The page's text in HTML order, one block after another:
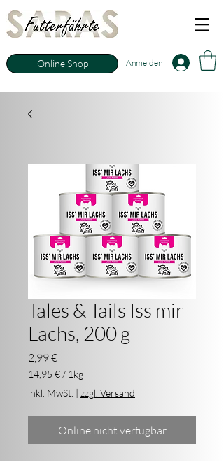
Anmelden
Online Shop
Tales & Tails Iss mir
Lachs, 200 g
2,99 €Preis
14,95 € / 1kg
14,95 €
pro
1
Kilogramm
inkl. MwSt. | zzgl. Versand
Online nicht verfügbar